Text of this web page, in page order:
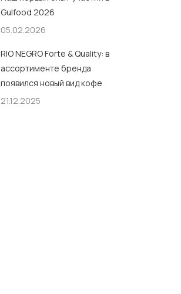
Gulfood 2026
05.02.2026
RIO NEGRO Forte & Quality: в
ассортименте бренда
появился новый вид кофе
21.12.2025